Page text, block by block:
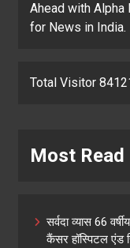
Ahead with Alpha
for News in India.
Total Visitor
Most Read
सर्वदा व्यास 66
कैंसर हॉस्पिटल एंड